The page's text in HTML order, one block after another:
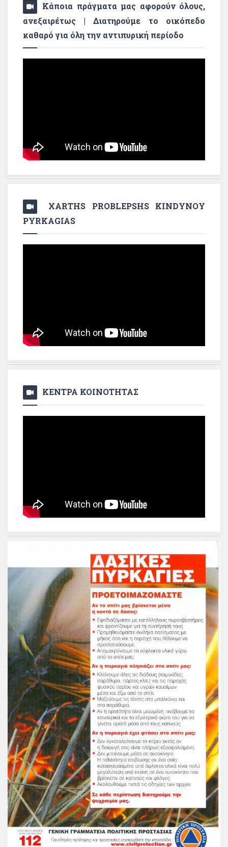
Κάποια πράγματα μας αφορούν όλους,
ανεξαιρέτως | Διατηρούμε το οικόπεδο
καθαρό για όλη την αντιπυρική περίοδο
XARTHS PROBLEPSHS KINDYNOY
PYRKAGIAS
ΚΕΝΤΡΑ ΚΟΙΝΟΤΗΤΑΣ